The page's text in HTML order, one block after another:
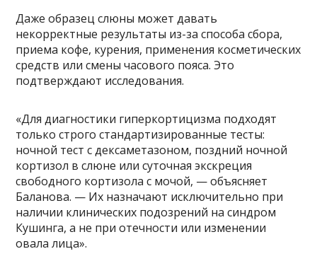
Даже образец слюны может давать
некорректные результаты из-за способа сбора,
приема кофе, курения, применения косметических
средств или смены часового пояса. Это
подтверждают исследования.
«Для диагностики гиперкортицизма подходят
только строго стандартизированные тесты:
ночной тест с дексаметазоном, поздний ночной
кортизол в слюне или суточная экскреция
свободного кортизола с мочой, — объясняет
Баланова. — Их назначают исключительно при
наличии клинических подозрений на синдром
Кушинга, а не при отечности или изменении
овала лица».